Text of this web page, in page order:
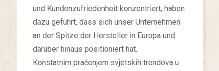
und Kundenzufriedenheit konzentriert, haben
dazu geführt, dass sich unser Unternehmen
an der Spitze der Hersteller in Europa und
darüber hinaus positioniert hat.
Konstatnim praćenjem svjetskih trendova u